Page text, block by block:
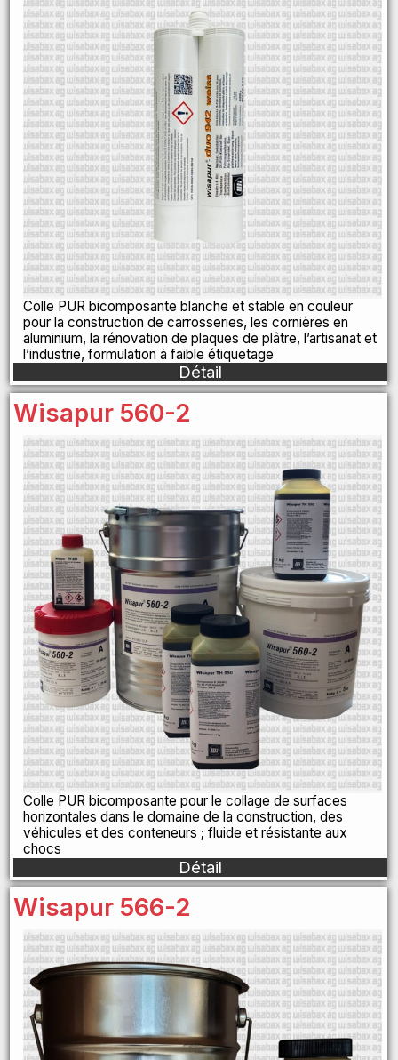
Colle PUR bicomposante blanche et stable en couleur
pour la construction de carrosseries, les cornières en
aluminium, la rénovation de plaques de plâtre, l’artisanat et
l’industrie, formulation à faible étiquetage
Détail
Wisapur 560-2
Colle PUR bicomposante pour le collage de surfaces
horizontales dans le domaine de la construction, des
véhicules et des conteneurs ; fluide et résistante aux
chocs
Détail
Wisapur 566-2